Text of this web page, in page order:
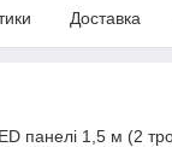
Доставка
панелі 1,5 м (2